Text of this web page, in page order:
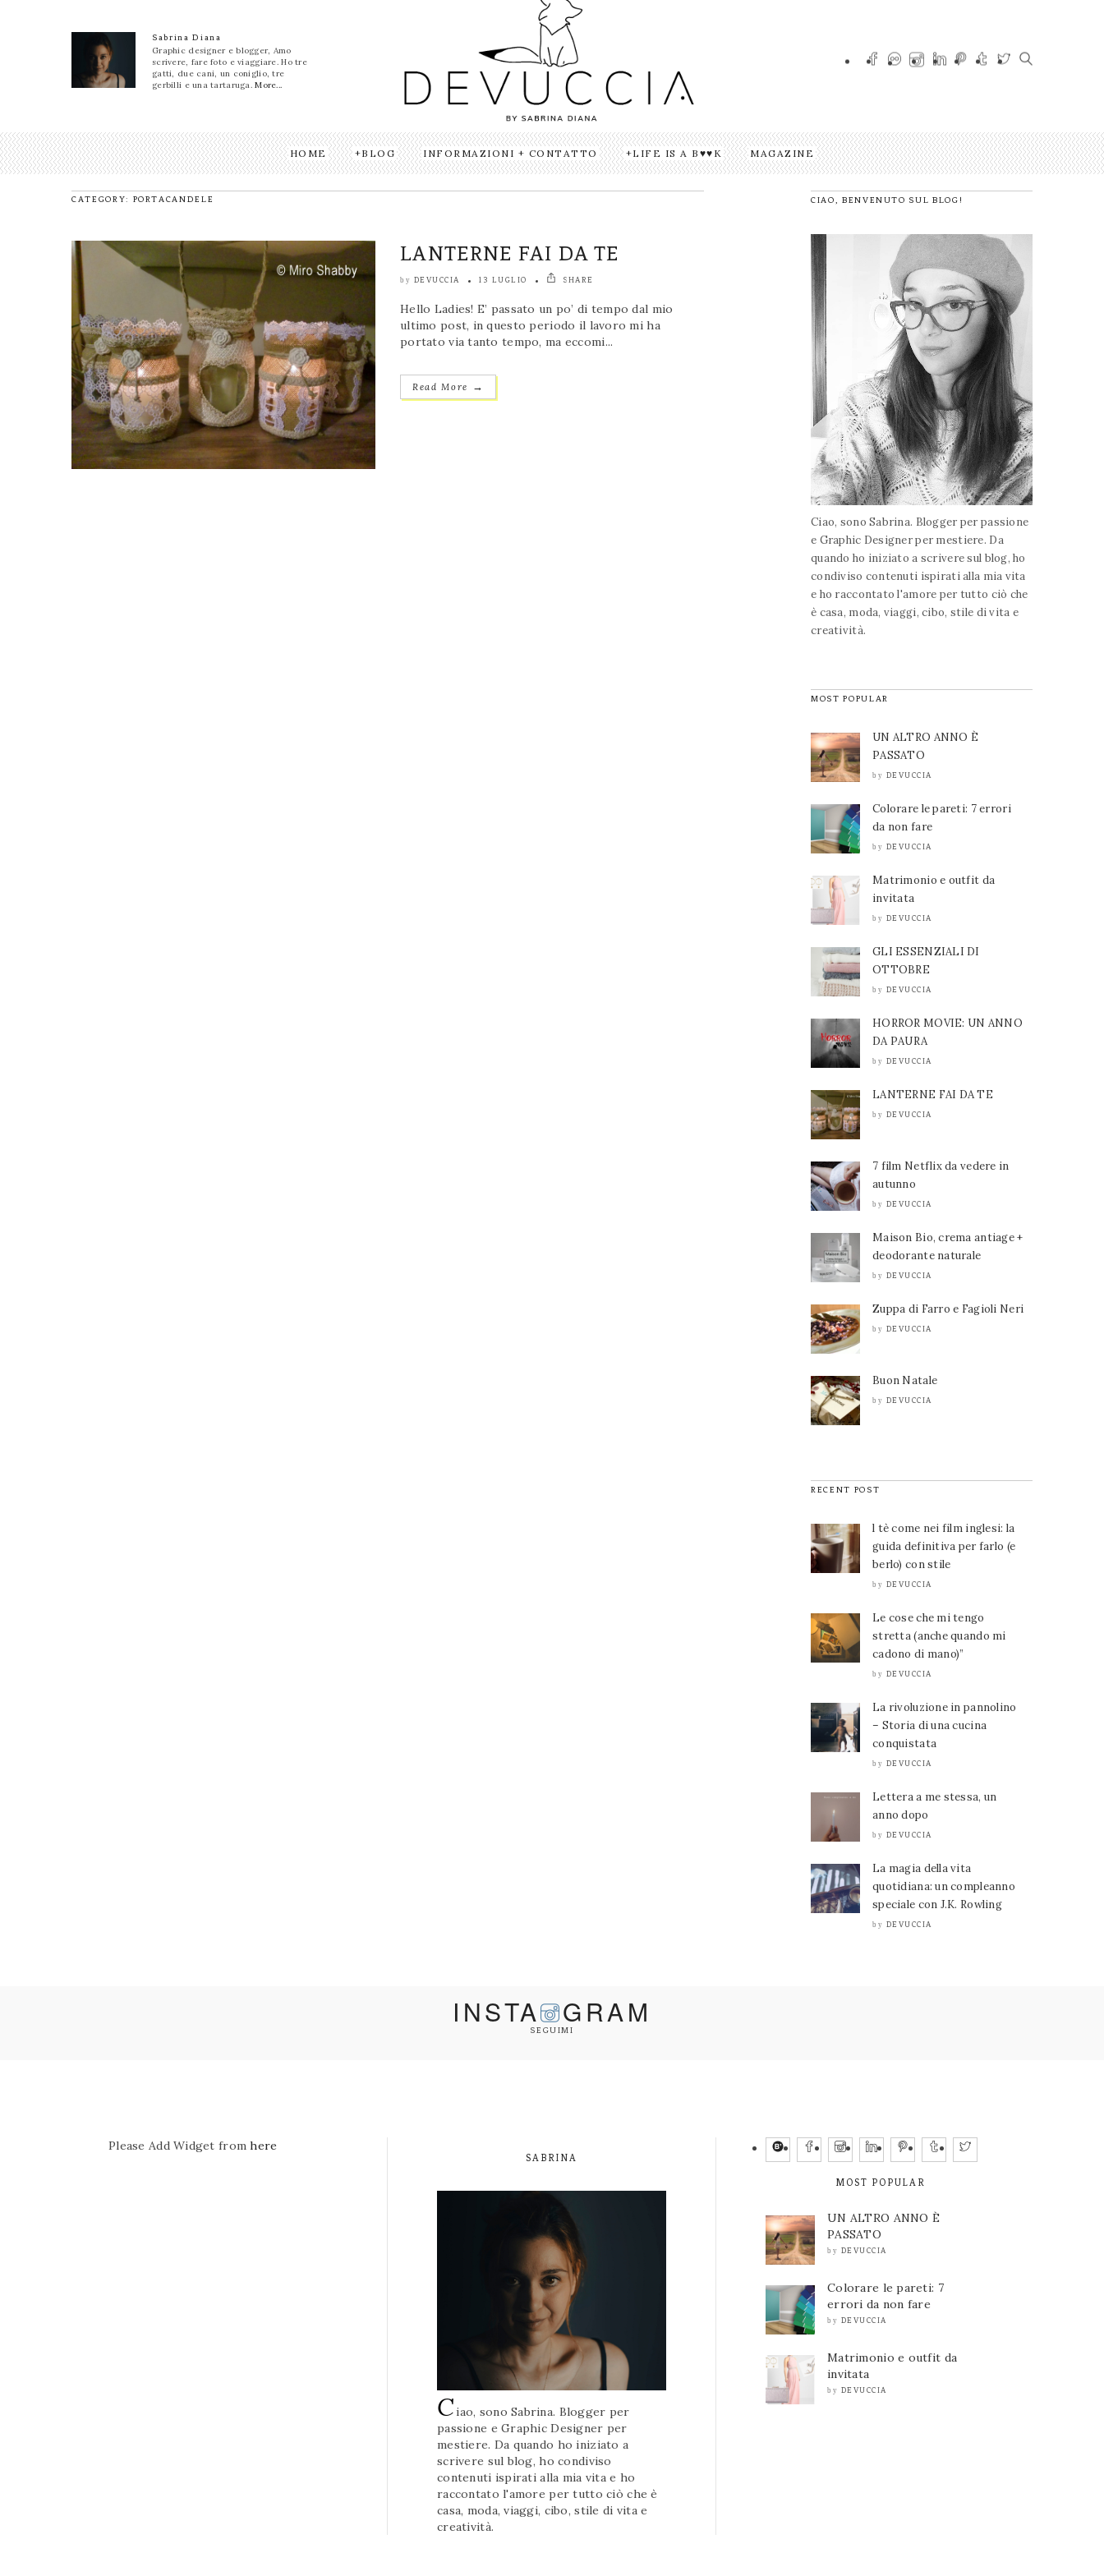
Sabrina Diana
Graphic designer e blogger, Amo
scrivere, fare foto e viaggiare. Ho tre
gatti, due cani, un coniglio, tre
gerbilli e una tartaruga.More...
HOME BLOG INFORMAZIONI + CONTATTO LIFE IS A B♥♥K MAGAZINE
CATEGORY: PORTACANDELE
LANTERNE FAI DA TE
by DEVUCCIA 13 LUGLIO SHARE
Hello Ladies! E’ passato un po’ di tempo dal mio
ultimo post, in questo periodo il lavoro mi ha
portato via tanto tempo, ma eccomi...
Read More →
CIAO, BENVENUTO SUL BLOG!
Ciao, sono Sabrina. Blogger per passione
e Graphic Designer per mestiere. Da
quando ho iniziato a scrivere sul blog, ho
condiviso contenuti ispirati alla mia vita
e ho raccontato l'amore per tutto ciò che
è casa, moda, viaggi, cibo, stile di vita e
creatività.
MOST POPULAR
UN ALTRO ANNO È
PASSATO
by DEVUCCIA
Colorare le pareti: 7 errori
da non fare
by DEVUCCIA
Matrimonio e outfit da
invitata
by DEVUCCIA
GLI ESSENZIALI DI
OTTOBRE
by DEVUCCIA
HORROR MOVIE: UN ANNO
DA PAURA
by DEVUCCIA
LANTERNE FAI DA TE
by DEVUCCIA
7 film Netflix da vedere in
autunno
by DEVUCCIA
Maison Bio, crema antiage +
deodorante naturale
by DEVUCCIA
Zuppa di Farro e Fagioli Neri
by DEVUCCIA
Buon Natale
by DEVUCCIA
RECENT POST
l tè come nei film inglesi: la
guida definitiva per farlo (e
berlo) con stile
by DEVUCCIA
Le cose che mi tengo
stretta (anche quando mi
cadono di mano)”
by DEVUCCIA
La rivoluzione in pannolino
– Storia di una cucina
conquistata
by DEVUCCIA
Lettera a me stessa, un
anno dopo
by DEVUCCIA
La magia della vita
quotidiana: un compleanno
speciale con J.K. Rowling
by DEVUCCIA
INSTA GRAM
SEGUIMI
Please Add Widget fromhere
SABRINA
Ciao, sono Sabrina. Blogger per
passione e Graphic Designer per
mestiere. Da quando ho iniziato a
scrivere sul blog, ho condiviso
contenuti ispirati alla mia vita e ho
raccontato l'amore per tutto ciò che è
casa, moda, viaggi, cibo, stile di vita e
creatività.
MOST POPULAR
UN ALTRO ANNO È
PASSATO
by DEVUCCIA
Colorare le pareti: 7
errori da non fare
by DEVUCCIA
Matrimonio e outfit da
invitata
by DEVUCCIA